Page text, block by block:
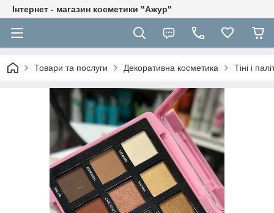
Інтернет - магазин косметики "Ажур"
Товари та послуги Декоративна косметика Тіні і